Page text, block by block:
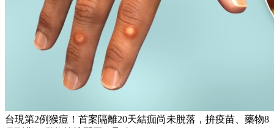
台現第2例猴痘！首案隔離20天結痂尚未脫落，拚疫苗、藥物8